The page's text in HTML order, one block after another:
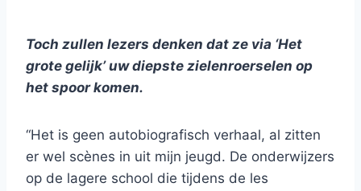
Toch zullen lezers denken dat ze via ‘Het
grote gelijk’ uw diepste zielenroerselen op
het spoor komen.
“Het is geen autobiografisch verhaal, al zitten
er wel scènes in uit mijn jeugd. De onderwijzers
op de lagere school die tijdens de les